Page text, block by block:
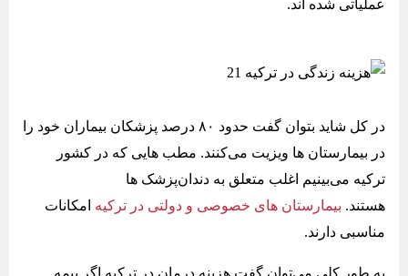
عملیاتی شده اند.
در کل شاید بتوان گفت حدود ۸۰ درصد پزشکان بیماران خود را
در بیمارستان‌ ها ویزیت می‌کنند. مطب ‌هایی که در کشور
ترکیه می‌بینیم اغلب متعلق به دندان‌پزشک ‌ها
هستند. بیمارستان ‌های خصوصی و دولتی در ترکیه امکانات
مناسبی دارند.
به طور کلی می‌توان گفت هزینه درمان در ترکیه اگر بیمه